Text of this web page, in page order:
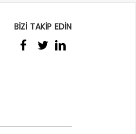
BİZİ TAKİP EDİN